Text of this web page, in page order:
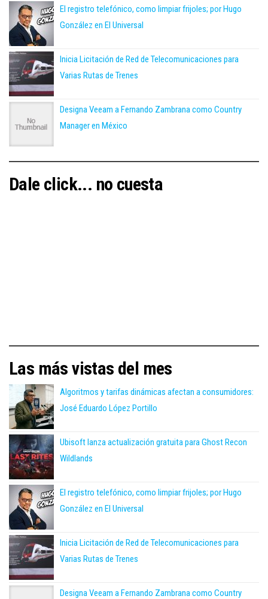
El registro telefónico, como limpiar frijoles; por Hugo
González en El Universal
Inicia Licitación de Red de Telecomunicaciones para
Varias Rutas de Trenes
Designa Veeam a Fernando Zambrana como Country
Manager en México
Dale click... no cuesta
Las más vistas del mes
Algoritmos y tarifas dinámicas afectan a consumidores:
José Eduardo López Portillo
Ubisoft lanza actualización gratuita para Ghost Recon
Wildlands
El registro telefónico, como limpiar frijoles; por Hugo
González en El Universal
Inicia Licitación de Red de Telecomunicaciones para
Varias Rutas de Trenes
Designa Veeam a Fernando Zambrana como Country